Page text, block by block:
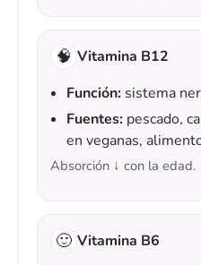
🧠 Vitamina B12
Función:sistema
Fuentes:pescado,
en veganas,
Absorción ↓ con la edad.
🙂 Vitamina B6